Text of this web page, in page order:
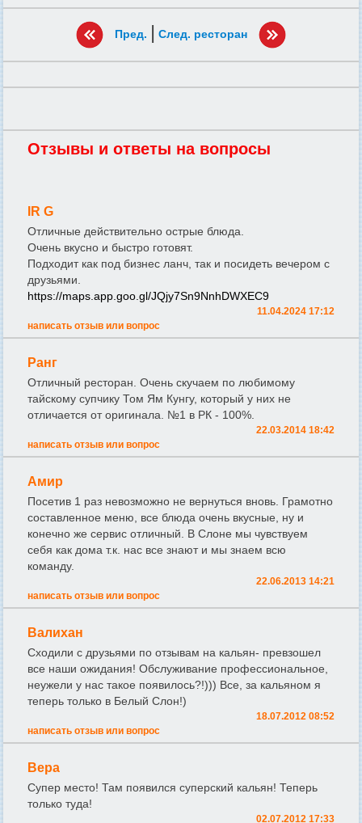
Пред. | След. ресторан
Отзывы и ответы на вопросы
IR G
Отличные действительно острые блюда.
Очень вкусно и быстро готовят.
Подходит как под бизнес ланч, так и посидеть вечером с
друзьями.
https://maps.app.goo.gl/JQjy7Sn9NnhDWXEC9
11.04.2024 17:12
написать отзыв или вопрос
Ранг
Отличный ресторан. Очень скучаем по любимому
тайскому супчику Том Ям Кунгу, который у них не
отличается от оригинала. №1 в РК - 100%.
22.03.2014 18:42
написать отзыв или вопрос
Амир
Посетив 1 раз невозможно не вернуться вновь. Грамотно
составленное меню, все блюда очень вкусные, ну и
конечно же сервис отличный. В Слоне мы чувствуем
себя как дома т.к. нас все знают и мы знаем всю
команду.
22.06.2013 14:21
написать отзыв или вопрос
Валихан
Сходили с друзьями по отзывам на кальян- превзошел
все наши ожидания! Обслуживание профессиональное,
неужели у нас такое появилось?!))) Все, за кальяном я
теперь только в Белый Слон!)
18.07.2012 08:52
написать отзыв или вопрос
Вера
Супер место! Там появился суперский кальян! Теперь
только туда!
02.07.2012 17:33